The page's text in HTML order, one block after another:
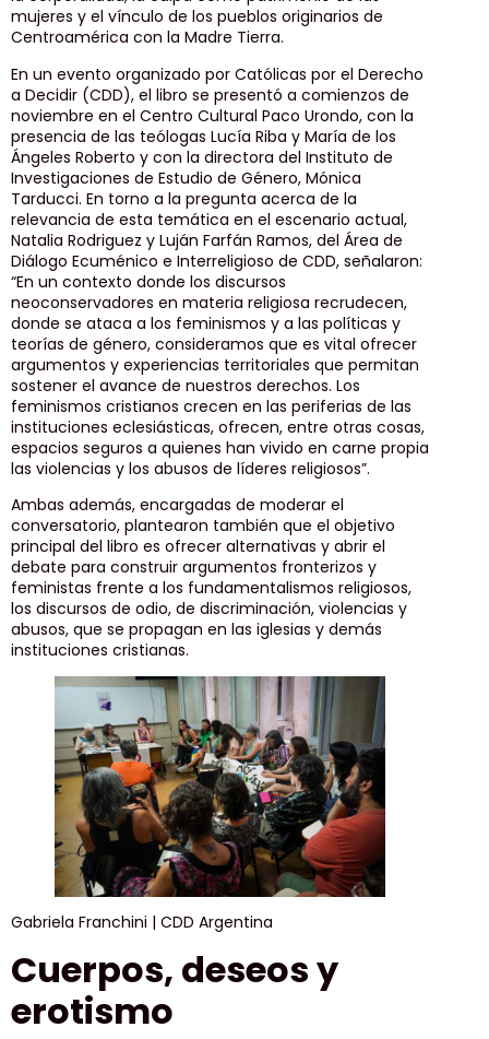
mujeres y el vínculo de los pueblos originarios de
Centroamérica con la Madre Tierra.
En un evento organizado por Católicas por el Derecho
a Decidir (CDD), el libro se presentó a comienzos de
noviembre en el Centro Cultural Paco Urondo, con la
presencia de las teólogas Lucía Riba y María de los
Ángeles Roberto y con la directora del Instituto de
Investigaciones de Estudio de Género, Mónica
Tarducci. En torno a la pregunta acerca de la
relevancia de esta temática en el escenario actual,
Natalia Rodriguez y Luján Farfán Ramos, del Área de
Diálogo Ecuménico e Interreligioso de CDD, señalaron:
“En un contexto donde los discursos
neoconservadores en materia religiosa recrudecen,
donde se ataca a los feminismos y a las políticas y
teorías de género, consideramos que es vital ofrecer
argumentos y experiencias territoriales que permitan
sostener el avance de nuestros derechos. Los
feminismos cristianos crecen en las periferias de las
instituciones eclesiásticas, ofrecen, entre otras cosas,
espacios seguros a quienes han vivido en carne propia
las violencias y los abusos de líderes religiosos”.
Ambas además, encargadas de moderar el
conversatorio, plantearon también que el objetivo
principal del libro es ofrecer alternativas y abrir el
debate para construir argumentos fronterizos y
feministas frente a los fundamentalismos religiosos,
los discursos de odio, de discriminación, violencias y
abusos, que se propagan en las iglesias y demás
instituciones cristianas.
Gabriela Franchini | CDD Argentina
Cuerpos, deseos y
erotismo